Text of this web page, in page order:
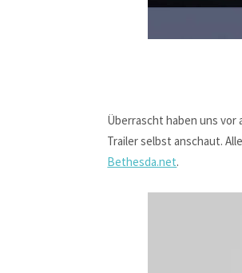
Überrascht haben uns vor
Trailer selbst anschaut.
Bethesda.net.